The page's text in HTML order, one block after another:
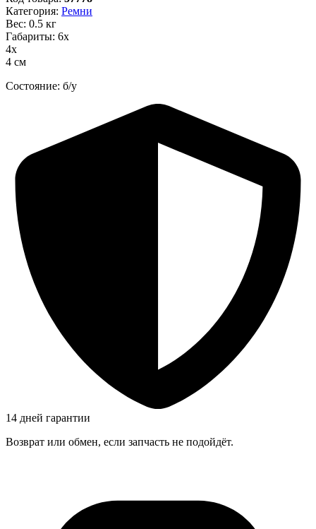
Категория: Ремни
Вес: 0.5 кг
Габариты: 6х
4х
4 см
Состояние: б/у
14 дней гарантии
Возврат или обмен, если запчасть не подойдёт.